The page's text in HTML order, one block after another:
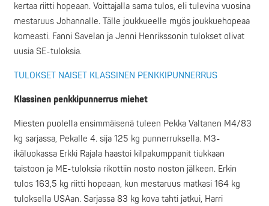
kertaa riitti hopeaan. Voittajalla sama tulos, eli tulevina vuosina
mestaruus Johannalle. Tälle joukkueelle myös joukkuehopeaa
komeasti. Fanni Savelan ja Jenni Henrikssonin tulokset olivat
uusia SE-tuloksia.
TULOKSET NAISET KLASSINEN PENKKIPUNNERRUS
Klassinen penkkipunnerrus miehet
Miesten puolella ensimmäisenä tuleen Pekka Valtanen M4/83
kg sarjassa, Pekalle 4. sija 125 kg punnerruksella. M3-
ikäluokassa Erkki Rajala haastoi kilpakumppanit tiukkaan
taistoon ja ME-tuloksia rikottiin nosto noston jälkeen. Erkin
tulos 163,5 kg riitti hopeaan, kun mestaruus matkasi 164 kg
tuloksella USAan. Sarjassa 83 kg kova tahti jatkui, Harri